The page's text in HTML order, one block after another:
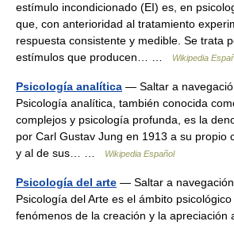
estímulo incondicionado (EI) es, en
que, con anterioridad al tratamiento
respuesta consistente y medible. Se trata
estímulos que producen… …
Wikipedia
Psicología analítica — Saltar a
Psicología analítica, también conocida
complejos y psicología profunda, es la
por Carl Gustav Jung en 1913 a su propio
y al de sus… …
Wikipedia Español
Psicología del arte — Saltar a
Psicología del Arte es el ámbito
fenómenos de la creación y la apreciación